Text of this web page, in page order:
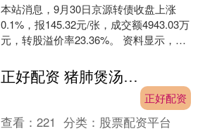
本站消息，9月30日京源转债收盘上涨
0.1%，报145.32元/张，成交额4943.03万
元，转股溢价率23.36%。 资料显示，京
正好配资 猪肺煲汤，你吃过吗
正好配资
查看：221 分类： 股票配资平台